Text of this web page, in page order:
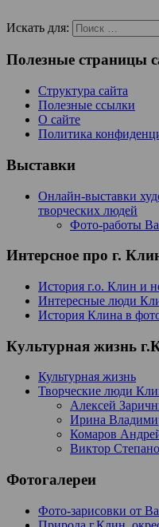
Искать для:
Полезные страницы
Структура сайта
Полезные ссылки
О сайте
Политика
Выставки
Онлайн-выставки
творческих людей
Фото-работы
Интерсное про г.
История г.о. Клин и
Интересные люди
История Клина в
Культурная жизнь
Культурная жизнь
Творческие люди
Алексей
Ирина
Комаров
Виктор
Фотогалереи
Фото-зарисовки от